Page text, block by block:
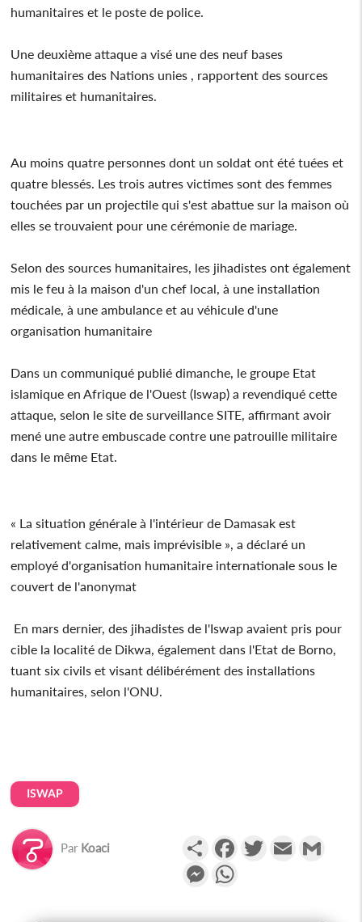
humanitaires et le poste de police.
Une deuxième attaque a visé une des neuf bases
humanitaires des Nations unies , rapportent des sources
militaires et humanitaires.
Au moins quatre personnes dont un soldat ont été tuées et
quatre blessés. Les trois autres victimes sont des femmes
touchées par un projectile qui s'est abattue sur la maison où
elles se trouvaient pour une cérémonie de mariage.
Selon des sources humanitaires, les jihadistes ont également
mis le feu à la maison d'un chef local, à une installation
médicale, à une ambulance et au véhicule d'une
organisation humanitaire
Dans un communiqué publié dimanche, le groupe Etat
islamique en Afrique de l'Ouest (Iswap) a revendiqué cette
attaque, selon le site de surveillance SITE, affirmant avoir
mené une autre embuscade contre une patrouille militaire
dans le même Etat.
« La situation générale à l'intérieur de Damasak est
relativement calme, mais imprévisible », a déclaré un
employé d'organisation humanitaire internationale sous le
couvert de l'anonymat
En mars dernier, des jihadistes de l'Iswap avaient pris pour
cible la localité de Dikwa, également dans l'Etat de Borno,
tuant six civils et visant délibérément des installations
humanitaires, selon l'ONU.
ISWAP
Par Koaci PartagerFacebookTwitterEmail
Messenger